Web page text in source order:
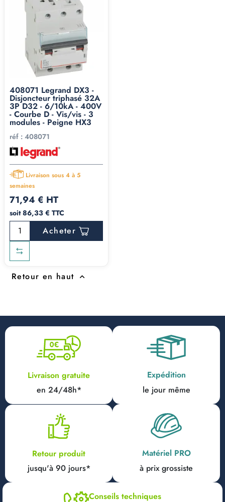
408071 Legrand DX3 -
Disjoncteur triphasé 32A
3P D32 - 6/10kA - 400V
- Courbe D - Vis/vis - 3
modules - Peigne HX3
réf : 408071
Livraison sous 4 à 5
semaines
71,94 € HT
soit 86,33 € TTC
Acheter
Retour en haut 
Livraison gratuite
en 24/48h*
Expédition
le jour même
Retour produit
jusqu'à 90 jours*
Matériel PRO
à prix grossiste
Conseils techniques